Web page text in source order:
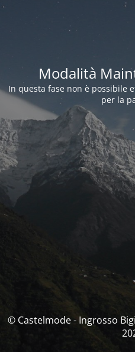
Modalità
In questa fase non è possibile
per la
© Castelmode - Ingrosso